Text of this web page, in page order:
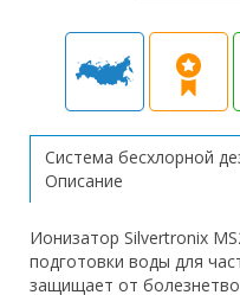
Система бесхлорной
Описание
Ионизатор Silvertronix
подготовки воды для
защищает от